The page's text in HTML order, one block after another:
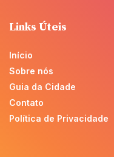
Links Úteis
Início
Sobre nós
Guia da Cidade
Contato
Política de Privacidade